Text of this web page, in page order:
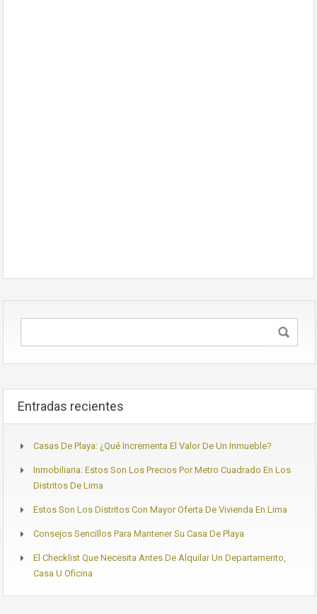
Entradas recientes
Casas De Playa: ¿Qué Incrementa El Valor De Un Inmueble?
Inmobiliaria: Estos Son Los Precios Por Metro Cuadrado En Los
Distritos De Lima
Estos Son Los Distritos Con Mayor Oferta De Vivienda En Lima
Consejos Sencillos Para Mantener Su Casa De Playa
El Checklist Que Necesita Antes De Alquilar Un Departamento,
Casa U Oficina